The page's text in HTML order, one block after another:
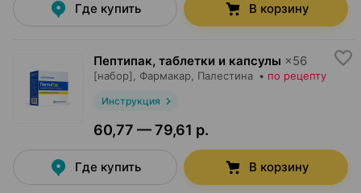
Где купить В корзину
Пептипак, таблетки и капсулы ×56
[набор], Фармакар , Палестина • по рецепту
Инструкция
60,77 — 79,61 р.
Где купить В корзину